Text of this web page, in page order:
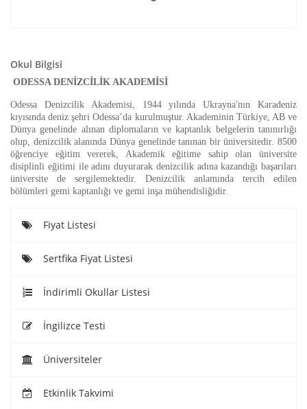
Okul Bilgisi
ODESSA DENİZCİLİK AKADEMİSİ
Odessa Denizcilik Akademisi, 1944 yılında Ukrayna'nın Karadeniz
kıyısında deniz şehri Odessa’da kurulmuştur. Akademinin Türkiye, AB ve
Dünya genelinde alınan diplomaların ve kaptanlık belgelerin tanınırlığı
olup, denizcilik alanında Dünya genelinde tanınan bir üniversitedir. 8500
öğrenciye eğitim vererek, Akademik eğitime sahip olan üniversite
disiplinli eğitimi ile adını duyurarak denizcilik adına kazandığı başarıları
üniversite de sergilemektedir. Denizcilik anlamında tercih edilen
bölümleri gemi kaptanlığı ve gemi inşa mühendisliğidir.
Fiyat Listesi
Sertfika Fiyat Listesi
İndirimli Okullar Listesi
İngilizce Testi
Üniversiteler
Etkinlik Takvimi